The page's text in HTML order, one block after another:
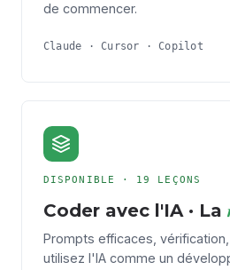
de commencer.
Claude · Cursor · Copilot
DISPONIBLE · 19 LEÇONS
Coder avec l'IA · La
Prompts efficaces,
utilisez l'IA comme un